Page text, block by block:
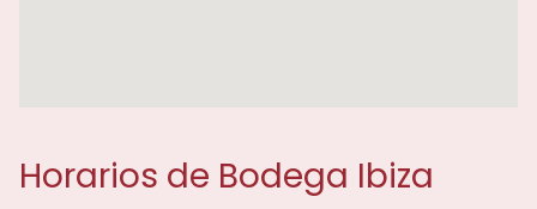
Horarios de Bodega Ibiza